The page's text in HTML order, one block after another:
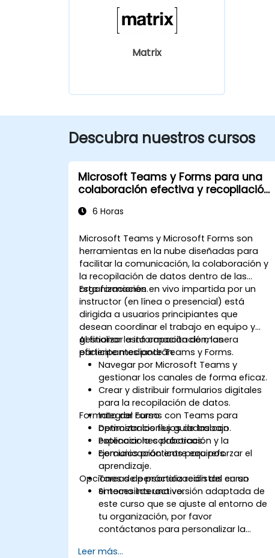
Matrix
Descubra nuestros cursos
Microsoft Teams y Forms para una
colaboración efectiva y recopilación
6 Horas
Microsoft Teams y Microsoft Forms son
herramientas en la nube diseñadas para
facilitar la comunicación, la colaboración y
la recopilación de datos dentro de las
organizaciones.
Esta formación en vivo impartida por un
instructor (en línea o presencial) está
dirigida a usuarios principiantes que
desean coordinar el trabajo en equipo y
gestionar la información de manera
eficiente mediante Teams y Forms.
Al finalizar esta capacitación, los
participantes podrán:
Navegar por Microsoft Teams y
gestionar los canales de forma eficaz.
Crear y distribuir formularios digitales
para la recopilación de datos.
Integrar Forms con Teams para
optimizar los flujos de trabajo.
Potenciar la colaboración y la
comunicación entre equipos.
Formato del curso
Demostraciones guiadas con
explicaciones prácticas.
Ejercicios prácticos para reforzar el
aprendizaje.
Tareas de práctica realistas en un
entorno interactivo.
Opciones de personalización del curso
Si necesitas una versión adaptada de
este curso que se ajuste al entorno de
tu organización, por favor
contáctanos para personalizar la
Leer más...